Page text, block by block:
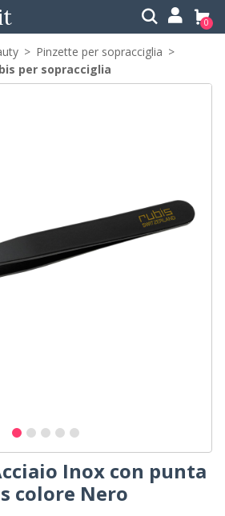
0
Pinzette per sopracciglia
per sopracciglia
Inox con punta
colore Nero